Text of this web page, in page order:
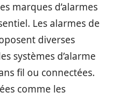
marques d’alarmes
Les alarmes de
diverses
systèmes d’alarme
fil ou connectées.
comme les